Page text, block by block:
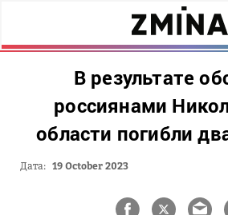
В результате
россиянами
области погибли
Дата: 19 October 2023